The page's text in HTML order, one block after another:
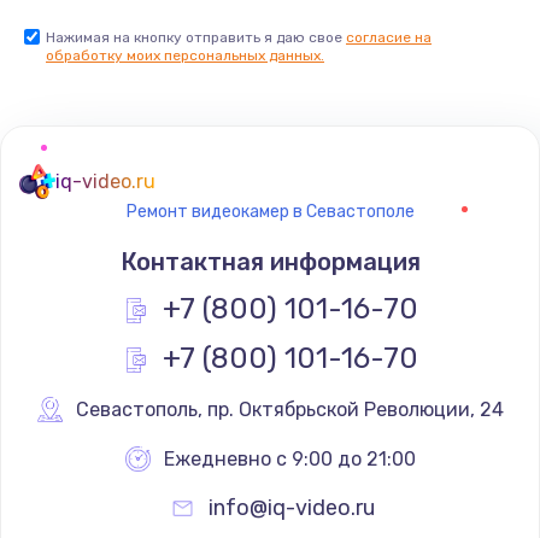
Ремонт цепей питания
Заказать
1120 руб.
Заказать
Замена видеочипа
2745 руб.
Нажимая на кнопку отправить я даю свое согласие на
обработку моих персональных данных.
iq-video.ru
Ремонт видеокамер в Севастополе
Контактная информация
+7 (800) 101-16-70
+7 (800) 101-16-70
Севастополь, пр. Октябрьской Революции, 24
Ежедневно с 9:00 до 21:00
info@iq-video.ru